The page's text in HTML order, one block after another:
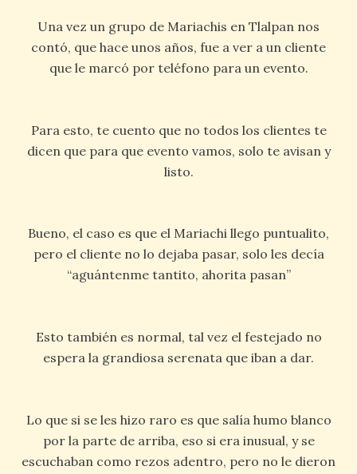
Una vez un grupo de Mariachis en Tlalpan nos
contó, que hace unos años, fue a ver a un cliente
que le marcó por teléfono para un evento.
Para esto, te cuento que no todos los clientes te
dicen que para que evento vamos, solo te avisan y
listo.
Bueno, el caso es que el Mariachi llego puntualito,
pero el cliente no lo dejaba pasar, solo les decía
“aguántenme tantito, ahorita pasan”
Esto también es normal, tal vez el festejado no
espera la grandiosa serenata que iban a dar.
Lo que si se les hizo raro es que salía humo blanco
por la parte de arriba, eso si era inusual, y se
escuchaban como rezos adentro, pero no le dieron